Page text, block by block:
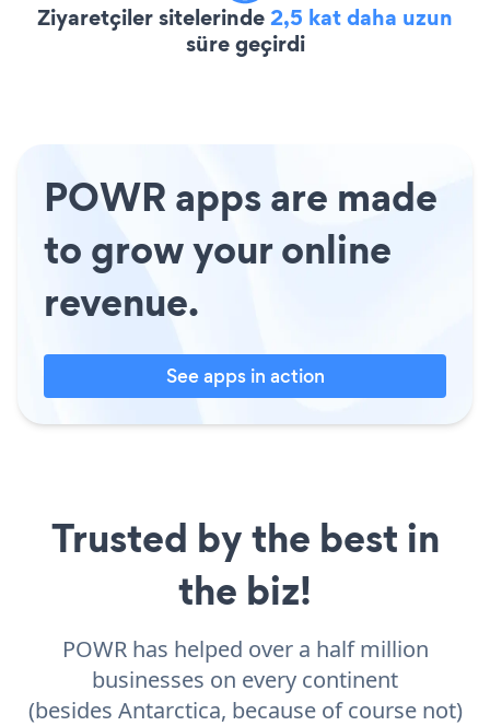
Ziyaretçiler sitelerinde2,5 kat daha uzun
süre geçirdi
POWR apps are made
to grow your online
revenue.
See apps in action
Trusted by the best in
the biz!
POWR has helped over a half million
businesses on every continent
(besides Antarctica, because of course not)